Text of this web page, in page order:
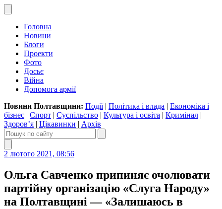
Головна
Новини
Блоги
Проекти
Фото
Досьє
Війна
Допомога армії
Новини Полтавщини: Події| Політика і влада | Економіка і
бізнес | Спорт | Суспільство | Культура і освіта | Кримінал |
Здоров’я | Цікавинки | Архів
2 лютого 2021, 08:56
Ольга Савченко припиняє очолювати
партійну організацію «Слуга Народу»
на Полтавщині — «Залишаюсь в